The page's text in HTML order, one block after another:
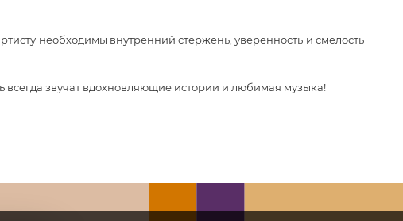
необходимы внутренний стержень, уверенность и смелость
всегда звучат вдохновляющие истории и любимая музыка!